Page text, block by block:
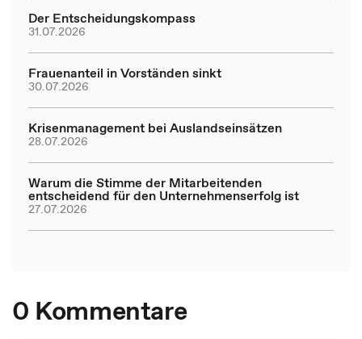
Der Entscheidungskompass
31.07.2026
Frauenanteil in Vorständen sinkt
30.07.2026
Krisenmanagement bei Auslandseinsätzen
28.07.2026
Warum die Stimme der Mitarbeitenden
entscheidend für den Unternehmenserfolg ist
27.07.2026
0 Kommentare